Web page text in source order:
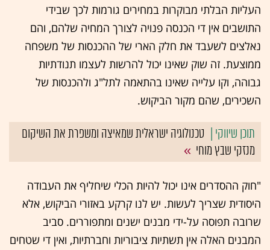
העליות הבלתי מבוקרות במחירים גורמות לכך שבידי
התושבים אין די הכנסה פנויה לצורך המחיה שלהם, והם
נאלצים לשעבד את חלק הארי של ההכנסות של משפחה
ממוצעת. זה שוק שאינו יכול להרשות לעצמו תנודתיות
גבוהה, וקו עלייה שאינו בהתאמה לתל"ג ולהכנסות של
השכירים, שהם מקור הביקוש.
טכנולוגיה ישראלית שמאיצה ומשפרת את השיקום
מנזקי שבץ מוחי
"חוק ההסדרים אינו יכול להיות הכלי שיחליף את העבודה
היסודית שצריך לעשות. יש לנו קרקע באזורי הביקוש, אלא
שרובה תפוסה על-ידי מבנים ישנים ומתפוררים. סביב
המבנים האלה אין תשתיות ציבוריות וחברתיות, ואין די שטחים